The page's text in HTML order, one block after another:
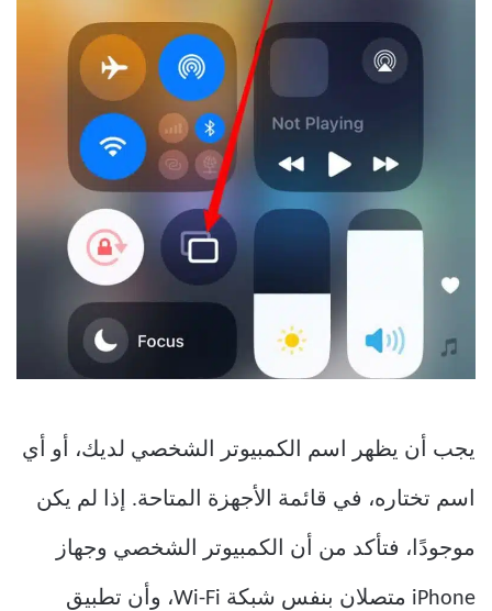
يجب أن يظهر اسم الكمبيوتر الشخصي لديك، أو أي
اسم تختاره، في قائمة الأجهزة المتاحة. إذا لم يكن
موجودًا، فتأكد من أن الكمبيوتر الشخصي وجهاز
iPhone متصلان بنفس شبكة Wi-Fi، وأن تطبيق